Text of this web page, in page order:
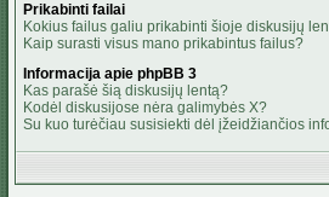
Prikabinti failai
Kokius failus galiu prikabinti šioje diskusijų
Kaip surasti visus mano prikabintus failus?
Informacija apie phpBB 3
Kas parašė šią diskusijų lentą?
Kodėl diskusijose nėra galimybės X?
Su kuo turėčiau susisiekti dėl įžeidžiančios